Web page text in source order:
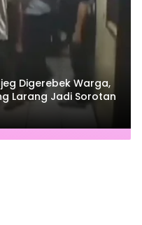
Digerebek Warga,
Larang Jadi Sorotan